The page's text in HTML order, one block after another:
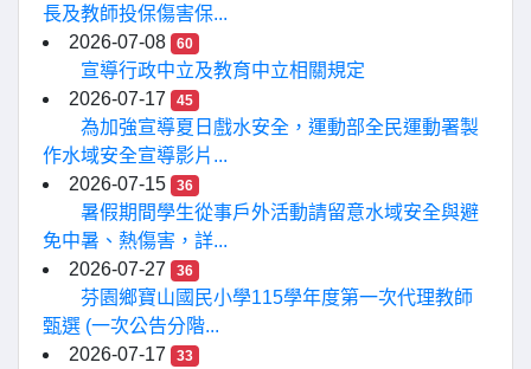
長及教師投保傷害保...
2026-07-08
60
宣導行政中立及教育中立相關規定
2026-07-17
45
為加強宣導夏日戲水安全，運動部全民運動署製
作水域安全宣導影片...
2026-07-15
36
暑假期間學生從事戶外活動請留意水域安全與避
免中暑、熱傷害，詳...
2026-07-27
36
芬園鄉寶山國民小學115學年度第一次代理教師
甄選 (一次公告分階...
2026-07-17
33